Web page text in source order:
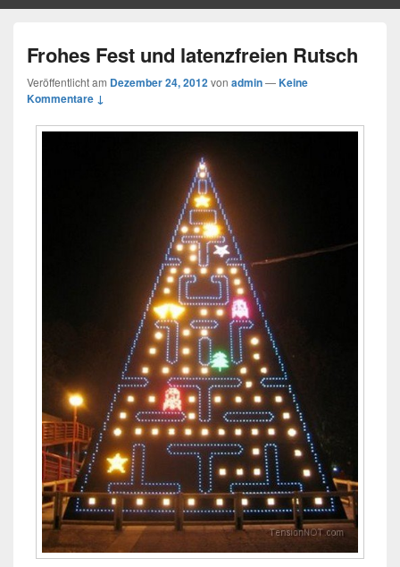
Frohes Fest und latenzfreien Rutsch
Veröffentlicht am Dezember 24, 2012von admin—Keine
Kommentare ↓